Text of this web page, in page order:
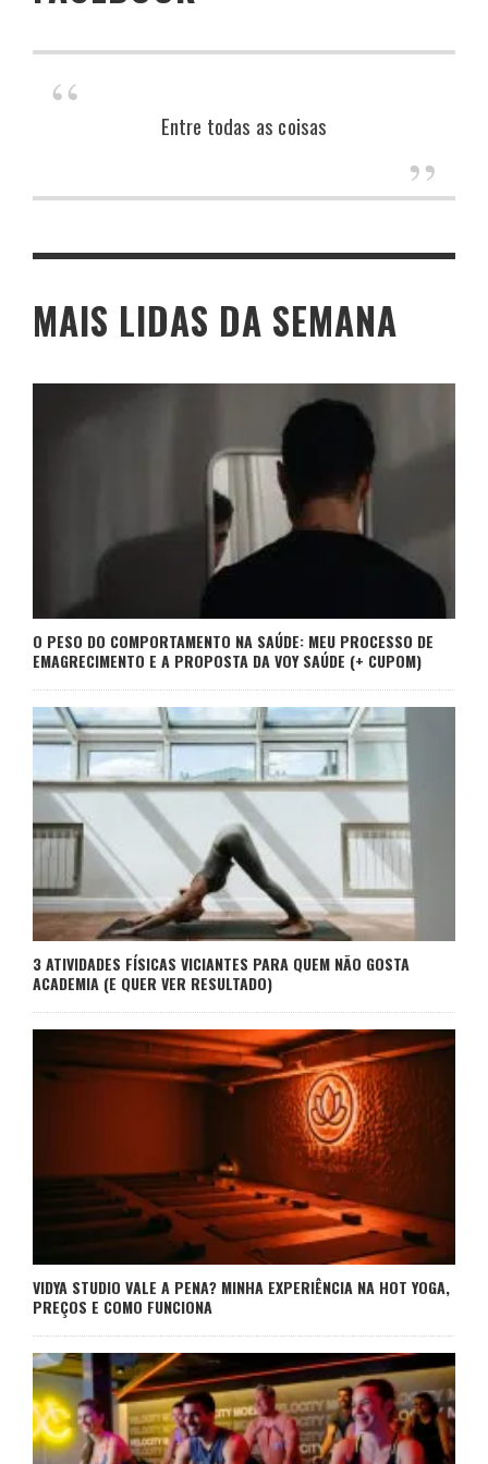
Entre todas as coisas
MAIS LIDAS DA SEMANA
O PESO DO COMPORTAMENTO NA SAÚDE: MEU PROCESSO DE
EMAGRECIMENTO E A PROPOSTA DA VOY SAÚDE (+ CUPOM)
3 ATIVIDADES FÍSICAS VICIANTES PARA QUEM NÃO GOSTA
ACADEMIA (E QUER VER RESULTADO)
VIDYA STUDIO VALE A PENA? MINHA EXPERIÊNCIA NA HOT YOGA,
PREÇOS E COMO FUNCIONA